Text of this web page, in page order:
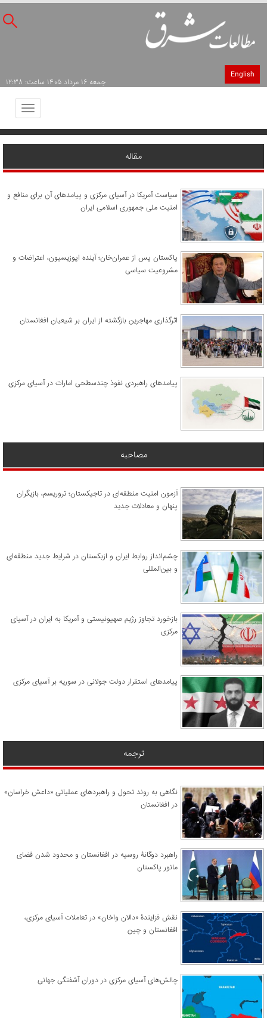
English
جمعه ۱۶ مرداد ۱۴۰۵ ساعت: ۱۲:۳۸
Toggle
مقاله
سیاست آمریکا در آسیای مرکزی و پیامدهای آن برای منافع و
امنیت ملی جمهوری اسلامی ایران
پاکستان پس از عمران‌خان؛ آینده اپوزیسیون، اعتراضات و
مشروعیت سیاسی
اثرگذاری مهاجرین بازگشته از ایران بر شیعیان افغانستان
پیامدهای راهبردی نفوذ چندسطحی امارات در آسیای مرکزی
مصاحبه
آزمون امنیت منطقه‌ای در تاجیکستان؛ تروریسم، بازیگران
پنهان و معادلات جدید
چشم‌انداز روابط ایران و ازبکستان در شرایط جدید منطقه‌ای
و بین‌المللی
​بازخورد تجاوز رژیم صهیونیستی و آمریکا به ایران در آسیای
مرکزی
پیامدهای استقرار دولت جولانی در سوریه بر آسیای مرکزی
ترجمه
نگاهی به روند تحول و راهبردهای عملیاتی «داعش خراسان»
در افغانستان
راهبرد دوگانۀ روسیه در افغانستان و محدود شدن فضای
مانور پاکستان
نقش فزایندۀ «دالان واخان» در تعاملات آسیای مرکزی،
افغانستان و چین
چالش‌های آسیای مرکزی در دوران آشفتگی جهانی